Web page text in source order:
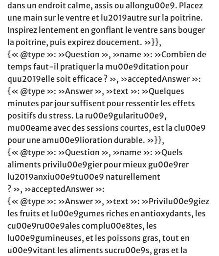
dans un endroit calme, assis ou allongu00e9. Placez
une main sur le ventre et lu2019autre sur la poitrine.
Inspirez lentement en gonflant le ventre sans bouger
la poitrine, puis expirez doucement. »}},
{« @type »: »Question », »name »: »Combien de
temps faut-il pratiquer la mu00e9ditation pour
quu2019elle soit efficace ? », »acceptedAnswer »:
{« @type »: »Answer », »text »: »Quelques
minutes par jour suffisent pour ressentir les effets
positifs du stress. La ru00e9gularitu00e9,
mu00eame avec des sessions courtes, est la clu00e9
pour une amu00e9lioration durable. »}},
{« @type »: »Question », »name »: »Quels
aliments privilu00e9gier pour mieux gu00e9rer
lu2019anxiu00e9tu00e9 naturellement
? », »acceptedAnswer »:
{« @type »: »Answer », »text »: »Privilu00e9giez
les fruits et lu00e9gumes riches en antioxydants, les
cu00e9ru00e9ales complu00e8tes, les
lu00e9gumineuses, et les poissons gras, tout en
u00e9vitant les aliments sucru00e9s, gras et la